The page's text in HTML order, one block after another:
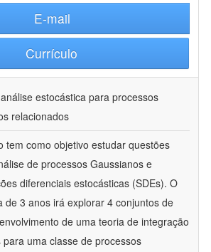
E-mail
Currículo
análise estocástica para processos
relacionados
tem como objetivo estudar questões
de processos Gaussianos e
diferenciais estocásticas (SDEs). O
de 3 anos irá explorar 4 conjuntos de
de uma teoria de integração
para uma classe de processos